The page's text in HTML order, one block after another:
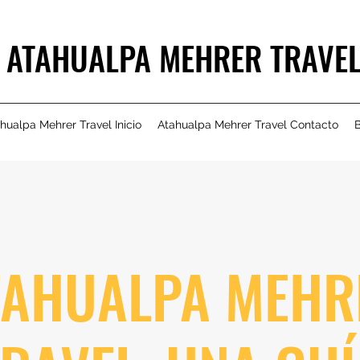
ATAHUALPA MEHRER
Mehrer Travel Inicio Atahualpa Mehrer Travel Contacto